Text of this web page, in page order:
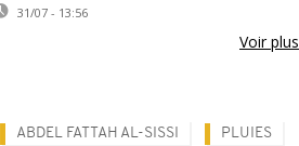
31/07 - 13:56
Voir plus
ABDEL FATTAH AL-SISSI PLUIES